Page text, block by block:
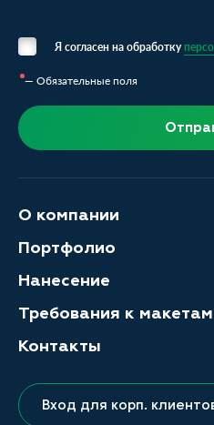
Я согласен на обработку
— Обязательные поля
О компании
Портфолио
Нанесение
Требования к макетам
Контакты
Вход для корп.